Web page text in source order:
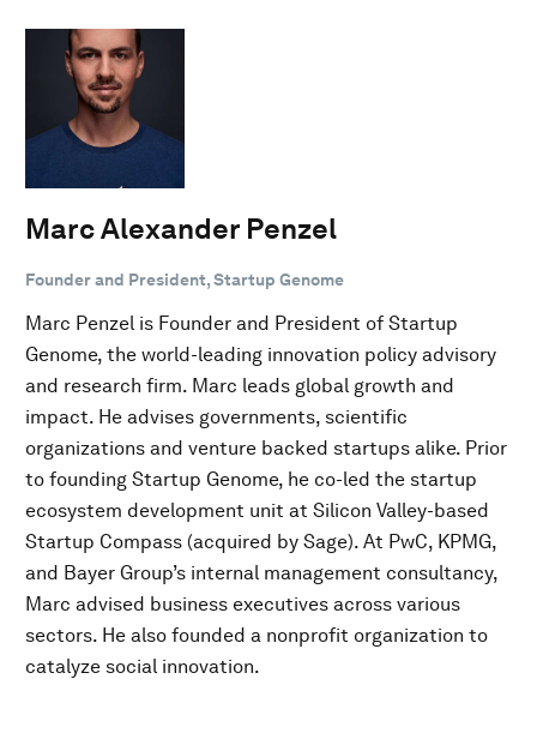
Marc Alexander Penzel
Founder and President, Startup Genome
Marc Penzel is Founder and President of Startup
Genome, the world-leading innovation policy advisory
and research firm. Marc leads global growth and
impact. He advises governments, scientific
organizations and venture backed startups alike. Prior
to founding Startup Genome, he co-led the startup
ecosystem development unit at Silicon Valley-based
Startup Compass (acquired by Sage). At PwC, KPMG,
and Bayer Group’s internal management consultancy,
Marc advised business executives across various
sectors. He also founded a nonprofit organization to
catalyze social innovation.